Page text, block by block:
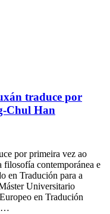
traduce por
Chul Han
por primeira vez ao
contemporánea e
en Tradución para a
Universitario
en Tradución